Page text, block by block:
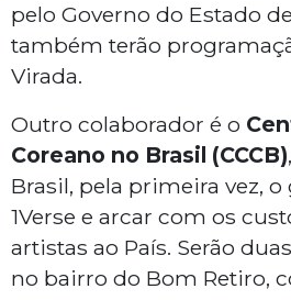
pelo Governo do Estado
também terão
Virada.
Outro colaborador é o
Coreano no Brasil (CCCB)
Brasil, pela primeira vez,
1Verse e arcar com os
artistas ao País. Serão
no bairro do Bom Retiro,